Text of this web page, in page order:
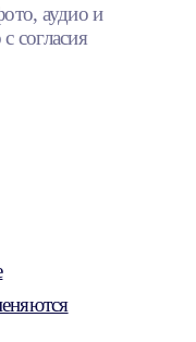
аудио и
согласия